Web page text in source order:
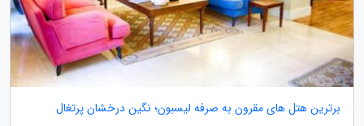
برترین هتل های مقرون به صرفه لیسبون؛ نگین درخشان پرتغال